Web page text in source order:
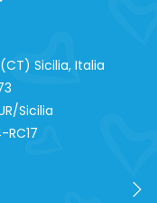
Sicilia, Italia
Sicilia
RC17